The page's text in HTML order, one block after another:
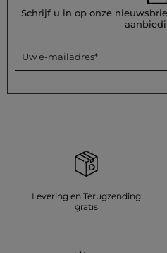
Schrijf u in op onze
Uw e-mailadres
Levering en Terugzending
gratis